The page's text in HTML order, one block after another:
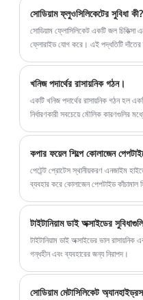
মূল্য প্রদান.
সোডিয়াম ফ্লুওসিলিকেটের সুবিধা কী?
সোডিয়াম ফ্লোসিলিকেট একটি জল চিকিত্সা
ফ্লোরাইড যোগ করে। এই পদ্ধতিটি
খনিজ পদার্থের রাসায়নিক গঠন।
একটি খনিজ পদার্থের রাসায়নিক গঠন হল
নির্ধারণকারী সবচেয়ে মৌলিক কারণগুলির
কপার ফয়েল শিল্পে কোলাজেন
পেটেন্ট প্রোটেস স্থানীয়করণ এনজাইম
ব্যবহার করে কোলাজেন পেপটাইড
টাইটানিয়াম ডাই অক্সাইডের
টাইটানিয়াম ডাই অক্সাইডের ভাল
গন্ধহীন এবং ব্যবহারের জন্য নিরাপদ।